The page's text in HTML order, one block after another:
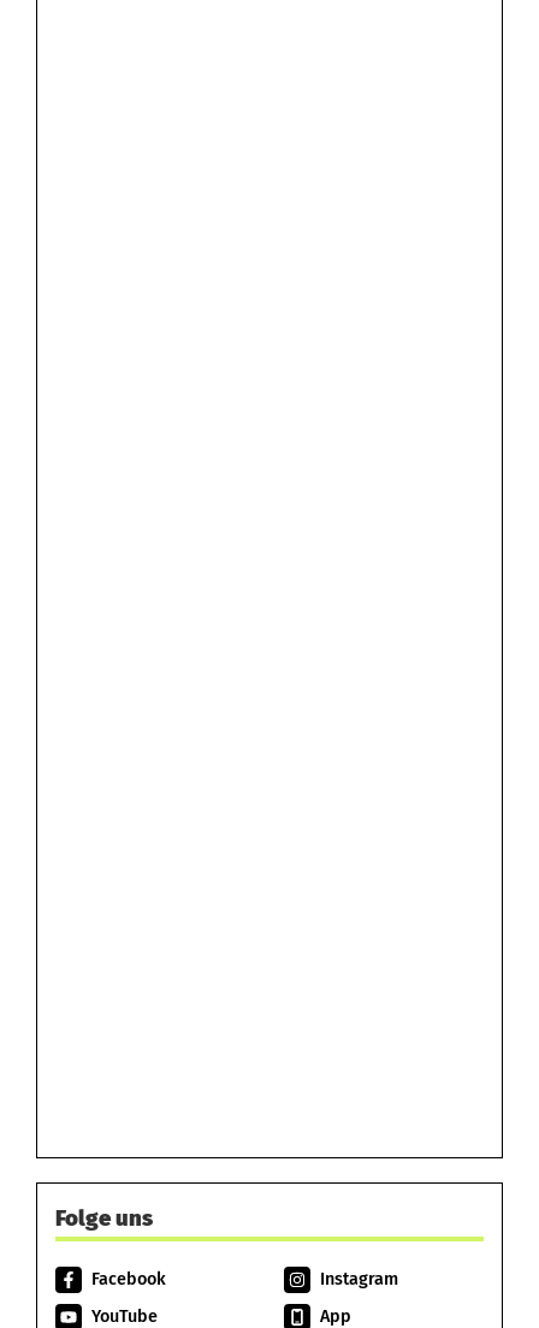
Folge uns
Facebook
Instagram
YouTube
App